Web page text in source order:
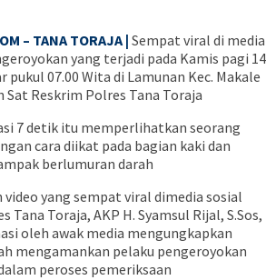
– TANA TORAJA | Sempat viral di media
yang terjadi pada Kamis pagi 14
pukul 07.00 Wita di Lamunan Kec. Makale
Sat Reskrim Polres Tana Toraja
7 detik itu memperlihatkan seorang
cara diikat pada bagian kaki dan
berlumuran darah
video yang sempat viral dimedia sosial
Tana Toraja, AKP H. Syamsul Rijal, S.Sos,
oleh awak media mengungkapkan
mengamankan pelaku pengeroyokan
peroses pemeriksaan